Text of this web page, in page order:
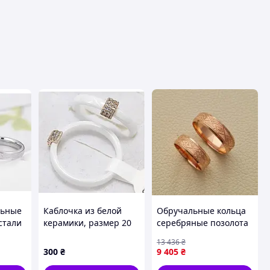
Каблочка из белой
керамики, размер 20
300 ₴
Обручальные кольца
серебряные позолота
9 405 ₴
13 436₴